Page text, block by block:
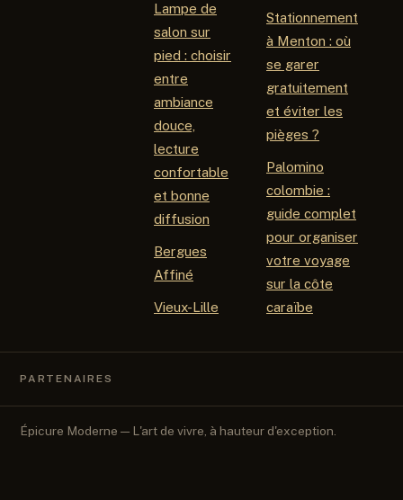
Lampe de
salon sur
pied : choisir
entre
ambiance
douce,
lecture
confortable
et bonne
diffusion
Bergues
Affiné
Vieux-Lille
Stationnement
à Menton : où
se garer
gratuitement
et éviter les
pièges ?
Palomino
colombie :
guide complet
pour organiser
votre voyage
sur la côte
caraïbe
PARTENAIRES
Épicure Moderne — L'art de vivre, à hauteur d'exception.